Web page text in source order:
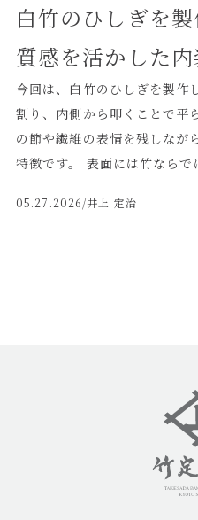
の竹ルーバーや白竹平割竹を
割竹・半割竹・柾割竹・竹パ
ります。
白竹のひしぎを
質感を活かした
今回は、白竹のひしぎを製作
割り、内側から叩くことで平
の節や繊維の表情を残しなが
特徴です。 表面には竹ならではの細かな繊維感が現れ、自
回製作した白竹のひしぎは、
じめベニア板にひしぎを貼り
で、現場での施工性は大きく
作すれば、壁面や什器、建具
やすく、設計・施工の負担を抑
商店では、用途や施工条件に
05.27.2026/井上 定治